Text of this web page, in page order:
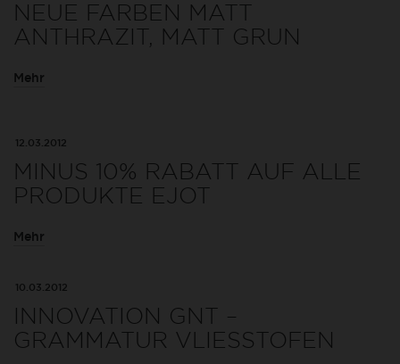
NEUE FARBEN MATT
ANTHRAZIT, MATT GRUN
Mehr
12.03.2012
MINUS 10% RABATT AUF ALLE
PRODUKTE EJOT
Mehr
10.03.2012
INNOVATION GNT –
GRAMMATUR VLIESSTOFEN